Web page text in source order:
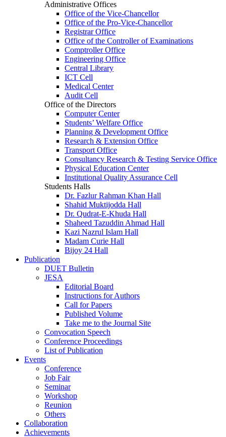
Administrative Offices
Office of the Vice-Chancellor
Office of the Pro-Vice-Chancellor
Registrar Office
Office of the Controller of Examinations
Comptroller Office
Engineering Office
Central Library
ICT Cell
Medical Center
Audit Cell
Office of the Directors
Computer Center
Students’ Welfare Office
Planning & Development Office
Research & Extension Office
Transport Office
Consultancy Research & Testing Service Office
Physical Education Center
Institutional Quality Assurance Cell
Students Halls
Dr. Fazlur Rahman Khan Hall
Shahid Muktijodda Hall
Dr. Qudrat-E-Khuda Hall
Shaheed Tazuddin Ahmad Hall
Kazi Nazrul Islam Hall
Madam Curie Hall
Bijoy 24 Hall
Publication
DUET Bulletin
JESA
Editorial Board
Instructions for Authors
Call for Papers
Published Volume
Take me to the Journal Site
Convocation Speech
Conference Proceedings
List of Publication
Events
Conference
Job Fair
Seminar
Workshop
Reunion
Others
Collaboration
Achievements